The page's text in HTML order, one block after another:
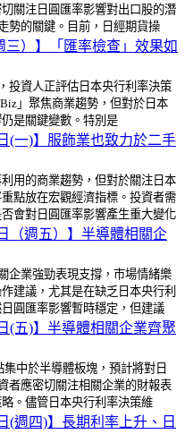
關注日圓匯率影響對出口股的潛
勢的關鍵。目前，日經期貨操
三）】「匯率檢查」效果如
投資人正評估日本央行利率決策
」聚焦商業趨勢，但對於日本
是關鍵變數。特別是
(一)】服飾業也致力於二手
用的商業趨勢，但對於關注日本
點放在宏觀經濟指標。投資者需
會對日圓匯率影響產生重大變化
（週五）】半導體相關企
企業強勁表現支撐，市場情緒樂
建議，尤其是在缺乏日本央行利
圓匯率影響暫時穩定，但建議
(五)】半導體相關企業齊聚
中於半導體板塊，預計將對日
者應密切關注相關企業的財報表
。儘管日本央行利率決策維
(週四)】長期利率上升、日